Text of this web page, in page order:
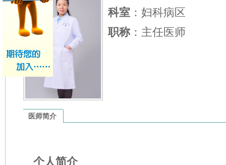
科室 ：妇科病区
职称：主任医师
医师简介
个人简介